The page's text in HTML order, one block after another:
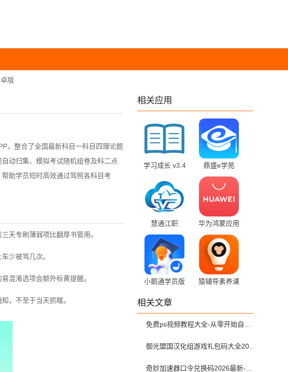
版
，整合了全国最新科目一科目四理论题
动归集、模拟考试随机组卷及科二点
助学员短时高效通过驾照各科目考
天专刷薄弱项比翻厚书管用。
少被骂几次。
混淆选项会额外标黄提醒。
，不至于当天抓瞎。
相关应用
学习成长 v3.4
鼎盛e学苑
v2.0.115 手机
版
慧通江职
v1.0.88 最新版
华为鸿蒙应用
商店
16.5.1.300 官
方版
小鹅通学员版
猿辅导素养课
相关文章